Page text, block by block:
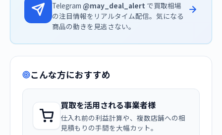
Telegram @may_deal_alert で買取相場
の注目情報をリアルタイム配信。気になる
商品の動きを見逃さない。
こんな方におすすめ
買取を活用される事業者様
仕入れ前の利益計算や、複数店舗への相
見積もりの手間を大幅カット。